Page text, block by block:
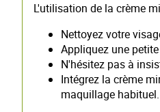
L'utilisation de la crème
Nettoyez votre
Appliquez une
N'hésitez pas à
Intégrez la crème
maquillage habituel.